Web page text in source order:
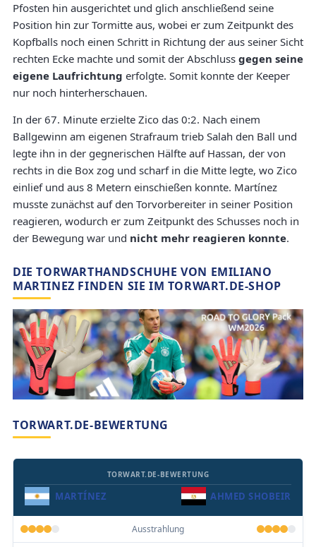
Pfosten hin ausgerichtet und glich anschließend seine
Position hin zur Tormitte aus, wobei er zum Zeitpunkt des
Kopfballs noch einen Schritt in Richtung der aus seiner Sicht
rechten Ecke machte und somit der Abschluss gegen seine
eigene Laufrichtung erfolgte. Somit konnte der Keeper
nur noch hinterherschauen.
In der 67. Minute erzielte Zico das 0:2. Nach einem
Ballgewinn am eigenen Strafraum trieb Salah den Ball und
legte ihn in der gegnerischen Hälfte auf Hassan, der von
rechts in die Box zog und scharf in die Mitte legte, wo Zico
einlief und aus 8 Metern einschießen konnte. Martínez
musste zunächst auf den Torvorbereiter in seiner Position
reagieren, wodurch er zum Zeitpunkt des Schusses noch in
der Bewegung war und nicht mehr reagieren konnte.
DIE TORWARTHANDSCHUHE VON EMILIANO
MARTINEZ FINDEN SIE IM TORWART.DE-SHOP
TORWART.DE-BEWERTUNG
MARTÍNEZ
TORWART.DE-BEWERTUNG
AHMED SHOBEIR
Ausstrahlung